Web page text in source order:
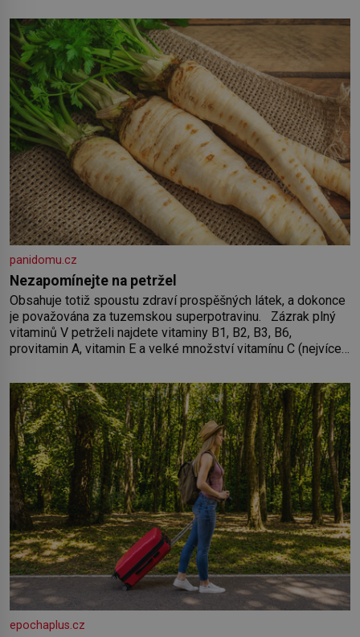
do školy u nás na vesnici. Měli mě tam rádi, protože
panidomu.cz
Nezapomínejte na petržel
Obsahuje totiž spoustu zdraví prospěšných látek, a dokonce
je považována za tuzemskou superpotravinu. Zázrak plný
vitaminů V petrželi najdete vitaminy B1, B2, B3, B6,
provitamin A, vitamin E a velké množství vitamínu C (nejvíce
také, ale je ho desetkrát méně), a kyselinu listovou. Ale
epochaplus.cz